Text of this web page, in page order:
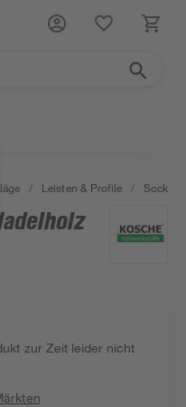
/ Leisten & Profile /
zur Zeit leider nicht